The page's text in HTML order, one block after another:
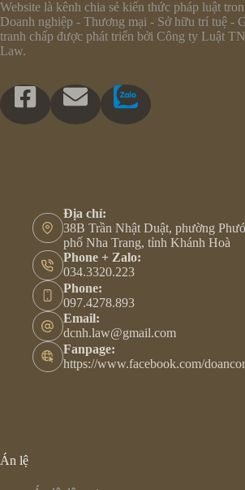
Website là kênh chia sẻ kiến thức pháp luật
Doanh nghiệp - Thương mại - Sở hữu trí tuệ -
tranh chấp được phát triển bởi Công ty Luật
Law.
Địa chỉ:
38B Trần Nhật Duật, phường
phố Nha Trang, tỉnh Khánh Hoà
Phone + Zalo:
034.3320.223
Phone:
097.4278.893
Email:
dcnh.law@gmail.com
Fanpage:
https://www.facebook.com/
Án lệ